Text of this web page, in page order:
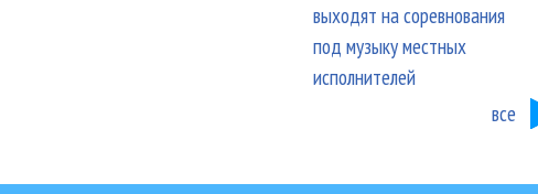
выходят на соревнования
под музыку местных
исполнителей
все